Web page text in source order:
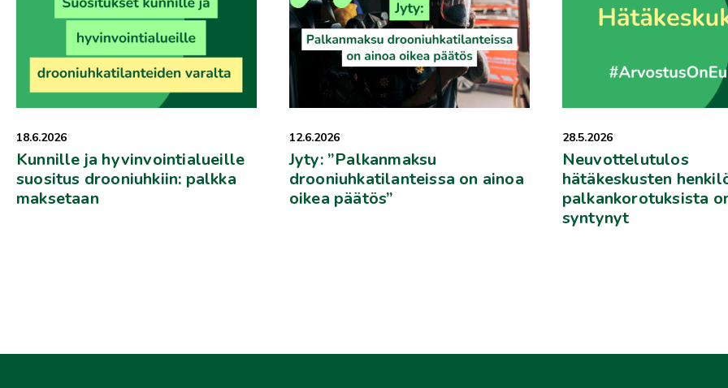
18.6.2026
Kunnille ja hyvinvointialueille
suositus drooniuhkiin: palkka
maksetaan
12.6.2026
Jyty: ”Palkanmaksu
drooniuhkatilanteissa on ainoa
oikea päätös”
28.5.2026
Neuvottelutulos
hätäkeskusten
palkankorotuksista
syntynyt